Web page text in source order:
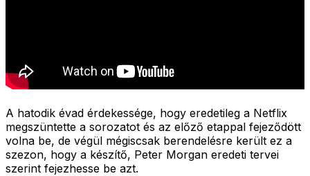
A hatodik évad érdekessége, hogy eredetileg a Netflix
megszüntette a sorozatot és az előző etappal fejeződött
volna be, de végül mégiscsak berendelésre került ez a
szezon, hogy a készítő, Peter Morgan eredeti tervei
szerint fejezhesse be azt.